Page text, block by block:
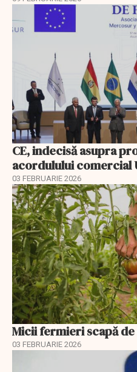
CE, indecisă asupra
acordulului comercial
03 FEBRUARIE 2026
Micii fermieri scapă
03 FEBRUARIE 2026